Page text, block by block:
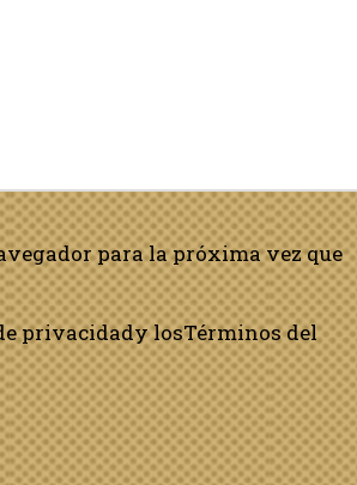
para la próxima vez que
privacidady losTérminos del